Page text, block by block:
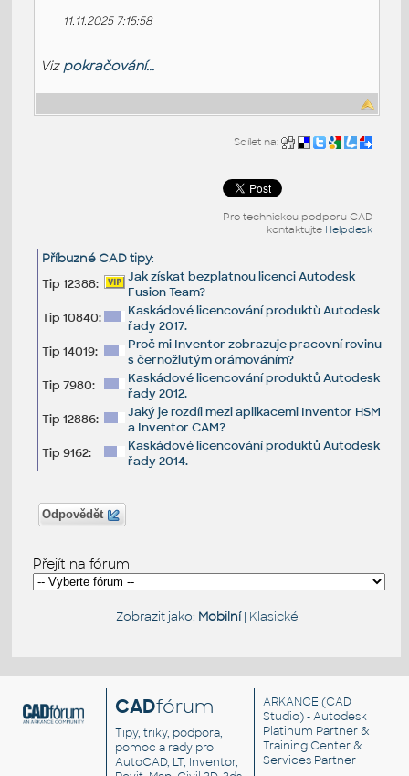
11.11.2025 7:15:58
Viz pokračování...
Sdílet na:
Pro technickou podporu CAD
kontaktujte Helpdesk
Příbuzné CAD tipy:
Tip 12388:
Jak získat bezplatnou licenci Autodesk
Fusion Team?
Tip 10840:
Kaskádové licencování produktù Autodesk
řady 2017.
Tip 14019:
Proč mi Inventor zobrazuje pracovní rovinu
s černožlutým orámováním?
Tip 7980:
Kaskádové licencování produktů Autodesk
řady 2012.
Tip 12886:
Jaký je rozdíl mezi aplikacemi Inventor HSM
a Inventor CAM?
Tip 9162:
Kaskádové licencování produktů Autodesk
řady 2014.
Odpovědět
Přejít na fórum
Zobrazit jako: Mobilní| Klasické
CADfórum
Tipy, triky, podpora,
pomoc a rady pro
AutoCAD, LT, Inventor,
ARKANCE (CAD
Studio) - Autodesk
Platinum Partner &
Training Center &
Services Partner